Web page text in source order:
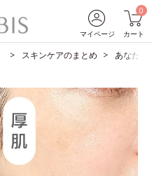
マイページ
0
カート
スキンケアのまとめ あなたは